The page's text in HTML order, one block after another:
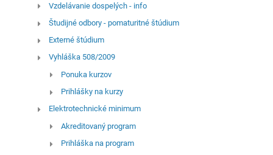
Vzdelávanie dospelých - info
Študijné odbory - pomaturitné štúdium
Externé štúdium
Vyhláška 508/2009
Ponuka kurzov
Prihlášky na kurzy
Elektrotechnické minimum
Akreditovaný program
Prihláška na program